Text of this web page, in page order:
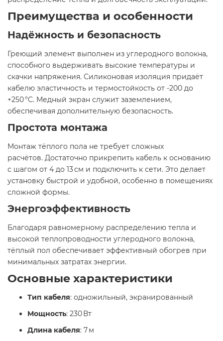
Преимущества и особенности
Надёжность и безопасность
Греющий элемент выполнен из углеродного волокна,
способного выдерживать высокие температуры и
скачки напряжения. Силиконовая изоляция придаёт
кабелю эластичность и термостойкость от -200 до
+250 °C. Медный экран служит заземлением,
обеспечивая дополнительную безопасность.
Простота монтажа
Монтаж тёплого пола не требует сложных
расчётов. Достаточно прикрепить кабель к основанию
с шагом от 4 до 13 см и подключить к сети. Это делает
установку быстрой и удобной, особенно в помещениях
сложной формы.
Энергоэффективность
Благодаря равномерному распределению тепла и
высокой теплопроводности углеродного волокна,
тёплый пол обеспечивает эффективный обогрев при
минимальных затратах энергии.
Основные характеристики
Тип кабеля: одножильный, экранированный
Мощность: 230 Вт
Длина кабеля: 7 м